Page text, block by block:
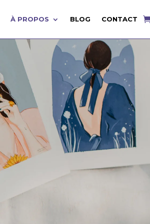
À PROPOS BLOG CONTACT